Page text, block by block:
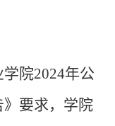
学院2024年公
》要求，学院